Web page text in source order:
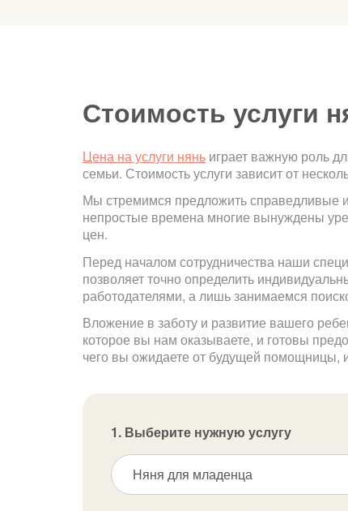
Стоимость услуги
Цена на услуги нянь играет важную роль
семьи. Стоимость услуги зависит от
Мы стремимся предложить справедливые
непростые времена многие вынуждены
цен.
Перед началом сотрудничества наши
позволяет точно определить
работодателями, а лишь занимаемся
Вложение в заботу и развитие вашего
которое вы нам оказываете, и готовы
чего вы ожидаете от будущей помощницы,
1. Выберите нужную услугу
Няня для младенца